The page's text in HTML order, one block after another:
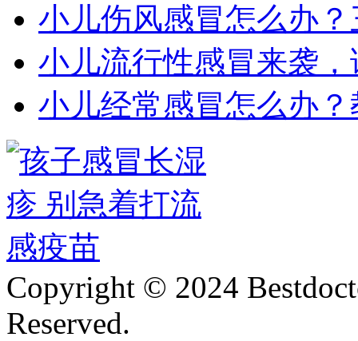
小儿伤风感冒怎么办
小儿流行性感冒来袭
小儿经常感冒怎么办
Copyright © 2024
Reserved.